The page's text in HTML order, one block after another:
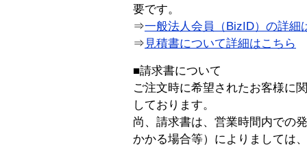
要です。
⇒一般法人会員（BizID）の詳細
⇒ 見積書について詳細はこちら
■請求書について
ご注文時に希望されたお客様に
しております。
尚、請求書は、営業時間内での
かかる場合等）によりましては